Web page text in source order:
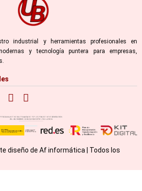
industrial y herramientas profesionales en
y tecnología puntera para empresas,
diseño de Af informática | Todos los